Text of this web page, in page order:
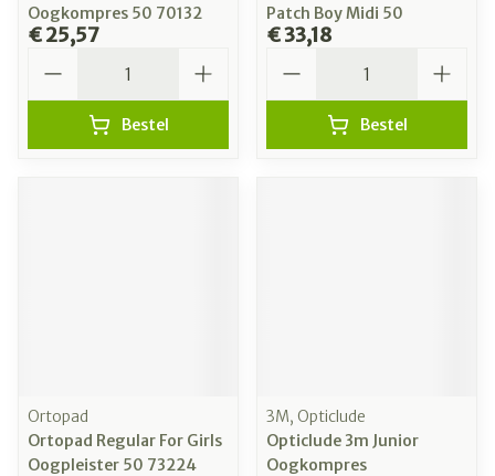
Oogkompres 50 70132
€ 25,57
Bestel
Patch Boy Midi 50
€ 33,18
Bestel
Ortopad
Ortopad Regular For Girls
Oogpleister 50 73224
3M, Opticlude
Opticlude 3m Junior
Oogkompres